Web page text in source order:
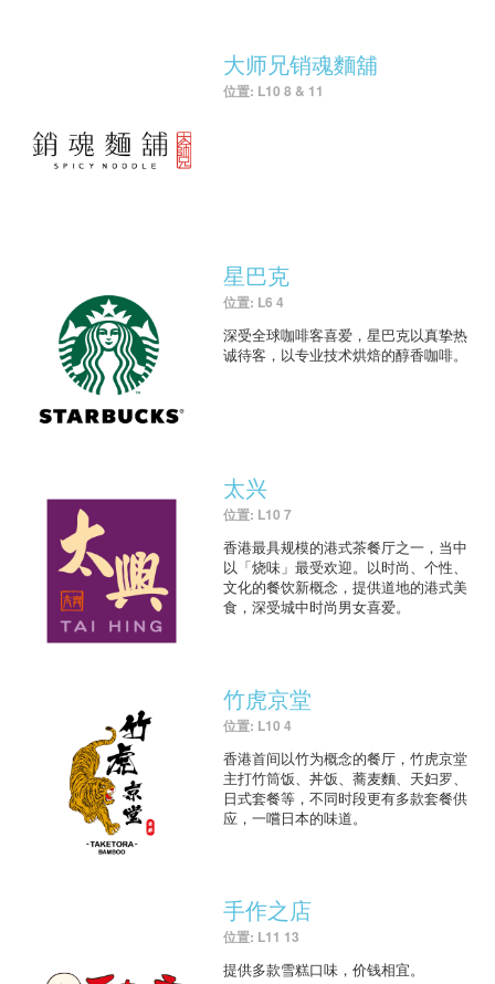
大师兄销魂麵舖
位置: L10 8 & 11
星巴克
位置: L6 4
深受全球咖啡客喜爱，星巴克以真挚热
诚待客，以专业技术烘焙的醇香咖啡。
太兴
位置: L10 7
香港最具规模的港式茶餐厅之一，当中
以「烧味」最受欢迎。以时尚、个性、
文化的餐饮新概念，提供道地的港式美
食，深受城中时尚男女喜爱。
竹虎京堂
位置: L10 4
香港首间以竹为概念的餐厅，竹虎京堂
主打竹筒饭、丼饭、蕎麦麵、天妇罗、
日式套餐等，不同时段更有多款套餐供
应，一嚐日本的味道。
手作之店
位置: L11 13
提供多款雪糕口味，价钱相宜。